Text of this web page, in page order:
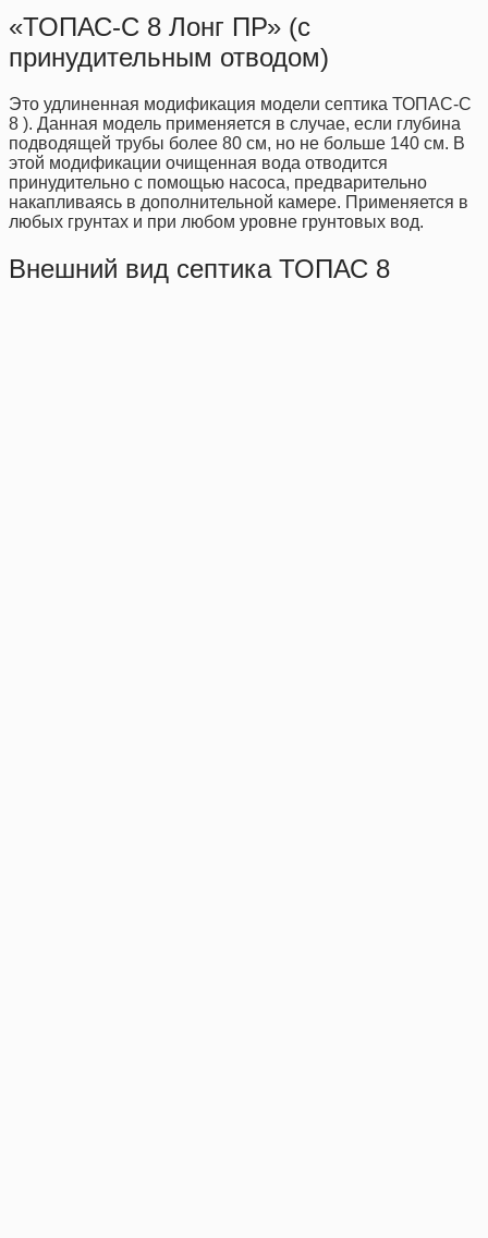
«ТОПАС-С 8 Лонг ПР» (с
принудительным отводом)
Это удлиненная модификация модели септика ТОПАС-С
8 ). Данная модель применяется в случае, если глубина
подводящей трубы более 80 см, но не больше 140 см. В
этой модификации очищенная вода отводится
принудительно с помощью насоса, предварительно
накапливаясь в дополнительной камере. Применяется в
любых грунтах и при любом уровне грунтовых вод.
Внешний вид септика ТОПАС 8